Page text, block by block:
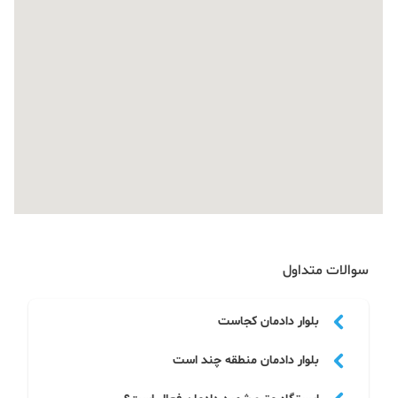
سوالات متداول
بلوار دادمان کجاست
که از سمت غرب به اتوبان یادگار امام، از سمت شمال به
بلوار دادمان منطقه چند است
بلوار دادمان یکی از معابرهای مهم و اصلی در شمال غربی